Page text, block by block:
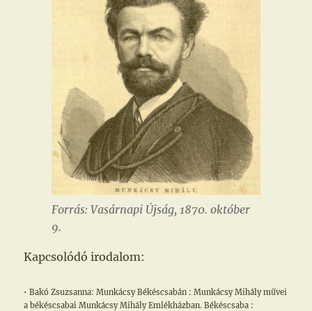
Forrás: Vasárnapi Újság, 1870. október
9.
Kapcsolódó irodalom:
• Bakó Zsuzsanna: Munkácsy Békéscsabán : Munkácsy Mihály művei
a békéscsabai Munkácsy Mihály Emlékházban. Békéscsaba :